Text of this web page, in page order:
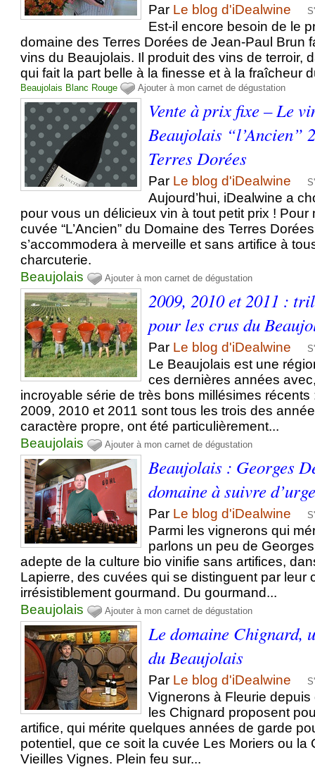
Par Le blog d'iDealwine
Est-il encore besoin de le
domaine des Terres Dorées de Jean-Paul Brun
vins du Beaujolais. Il produit des vins de terroir,
qui fait la part belle à la finesse et à la fraîcheur
Beaujolais Blanc Rouge Ajouter à mon carnet de dégustation
Vente à prix fixe – Le
Beaujolais “l’Ancien”
Terres Dorées
Par Le blog d'iDealwine
Aujourd’hui, iDealwine a
pour vous un délicieux vin à tout petit prix ! Pour
cuvée “L’Ancien” du Domaine des Terres
s’accommodera à merveille et sans artifice à
charcuterie.
Beaujolais
Ajouter à mon carnet de dégustation
2009, 2010 et 2011 :
pour les crus du
Par Le blog d'iDealwine
Le Beaujolais est une
ces dernières années
incroyable série de très bons millésimes récents
2009, 2010 et 2011 sont tous les trois des
caractère propre, ont été particulièrement...
Beaujolais
Ajouter à mon carnet de dégustation
Beaujolais : Georges
domaine à suivre
Par Le blog d'iDealwine
Parmi les vignerons qui
parlons un peu de
adepte de la culture bio vinifie sans artifices,
Lapierre, des cuvées qui se distinguent par leur
irrésistiblement gourmand. Du gourmand...
Beaujolais
Ajouter à mon carnet de dégustation
Le domaine Chignard,
du Beaujolais
Par Le blog d'iDealwine
Vignerons à Fleurie
les Chignard proposent
artifice, qui mérite quelques années de garde
potentiel, que ce soit la cuvée Les Moriers ou la
Vieilles Vignes. Plein feu sur...